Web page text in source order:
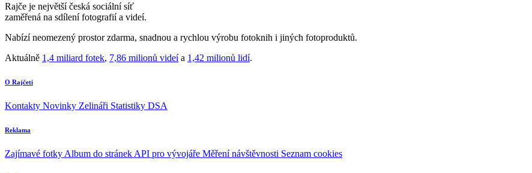
Rajče je největší česká sociální síť
zaměřená na sdílení fotografií a videí.
Nabízí neomezený prostor zdarma, snadnou a rychlou výrobu fotoknih i jiných fotoproduktů.
Aktuálně 1,4 miliard fotek, 7,86 milionů videía 1,42 milionů lidí.
O Rajčeti
Kontakty Novinky Zelináři Statistiky DSA
Reklama
Zajímavé fotky Album do stránek API pro vývojáře Měření návštěvnosti Seznam cookies